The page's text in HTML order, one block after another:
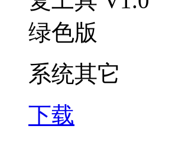
系统其它
下载